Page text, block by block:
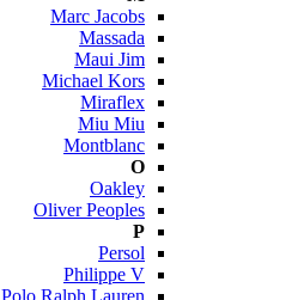
Marc Jacobs
Massada
Maui Jim
Michael Kors
Miraflex
Miu Miu
Montblanc
O
Oakley
Oliver Peoples
P
Persol
Philippe V
Polo Ralph Lauren